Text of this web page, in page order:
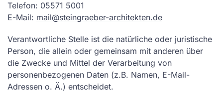
Telefon: 05571 5001
E-Mail: mail@steingraeber-architekten.de
Verantwortliche Stelle ist die natürliche oder juristische
Person, die allein oder gemeinsam mit anderen über
die Zwecke und Mittel der Verarbeitung von
personenbezogenen Daten (z.B. Namen, E-Mail-
Adressen o. Ä.) entscheidet.